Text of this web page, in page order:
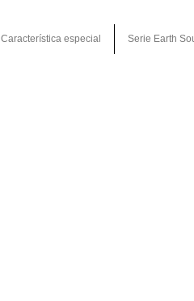
Característica especial Serie Earth